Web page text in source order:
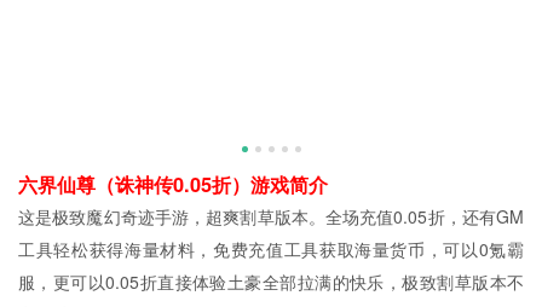
六界仙尊（诛神传0.05折）游戏简介
这是极致魔幻奇迹手游，超爽割草版本。全场充值0.05折，还有GM
工具轻松获得海量材料，免费充值工具获取海量货币，可以0氪霸
服，更可以0.05折直接体验土豪全部拉满的快乐，极致割草版本不